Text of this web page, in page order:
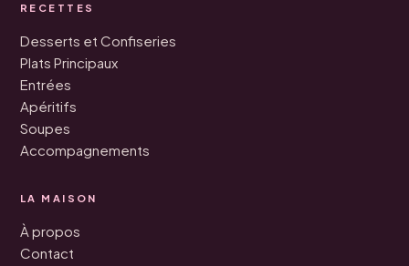
RECETTES
Desserts et Confiseries
Plats Principaux
Entrées
Apéritifs
Soupes
Accompagnements
LA MAISON
À propos
Contact